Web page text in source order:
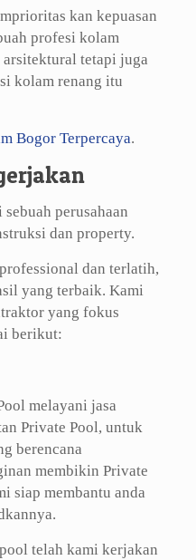
kan kepuasan
profesi kolam
tetapi juga
kolam renang itu
Bogor Terpercaya.
perusahaan
dan property.
dan terlatih,
yang terbaik. Kami
yang fokus
berikut:
melayani jasa
Private Pool, untuk
berencana
membikin Private
siap membantu anda
telah kami kerjakan